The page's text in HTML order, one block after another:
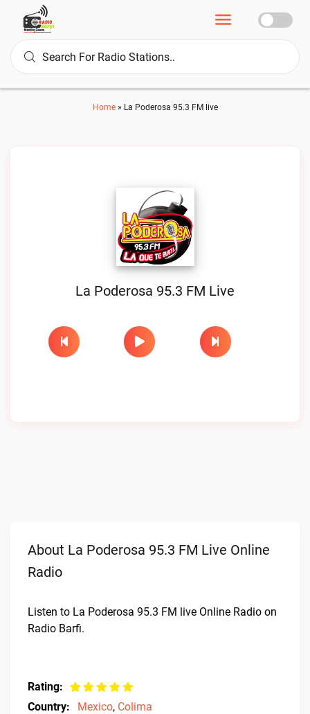
Home» La Poderosa 95.3 FM live
La Poderosa 95.3 FM Live
About La Poderosa 95.3 FM Live Online
Radio
Listen to La Poderosa 95.3 FM live Online Radio on
Radio Barfi.
Rating:
Country:
Mexico, Colima